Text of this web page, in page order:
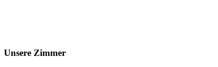
Unsere Zimmer